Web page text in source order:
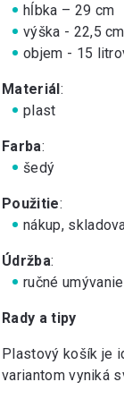
hĺbka – 29 cm
výška - 22,5 cm
objem - 15
Materiál:
plast
Farba:
šedý
Použitie:
nákup,
Údržba:
ručné umývanie
Rady a tipy
Plastový košík je
variantom vyniká